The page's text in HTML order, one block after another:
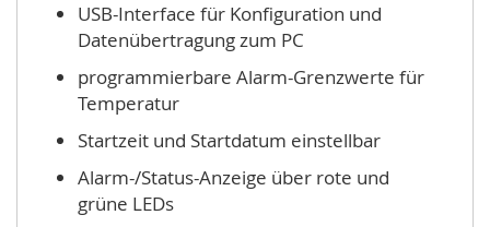
USB-Interface für Konfiguration und
Datenübertragung zum PC
programmierbare Alarm-Grenzwerte für
Temperatur
Startzeit und Startdatum einstellbar
Alarm-/Status-Anzeige über rote und
grüne LEDs